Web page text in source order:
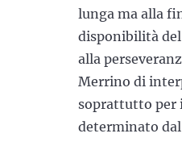
lunga ma alla
disponibilità
alla
Merrino di
soprattutto per
determinato